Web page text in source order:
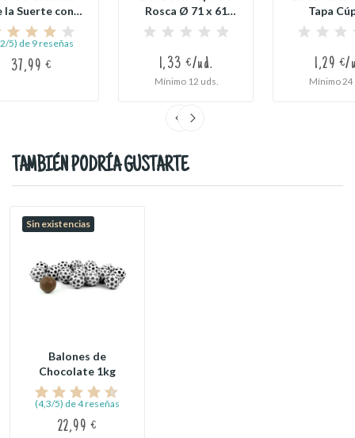
la Suerte con
5) de 9 reseñas
37,99 €
Rosca Ø 71 x 61
mm
1,33 €/ud.
Mínimo 12 uds.
Tapa
Pequeño
1,29 €/
Mínimo 24
TAMBIÉN PODRÍA GUSTARTE
Sin existencias
Balones de
Chocolate 1kg
(4,3/5) de 4 reseñas
22,99 €